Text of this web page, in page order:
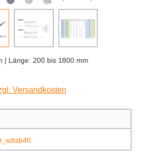
| Länge: 200 bis 1800 mm
Versandkosten